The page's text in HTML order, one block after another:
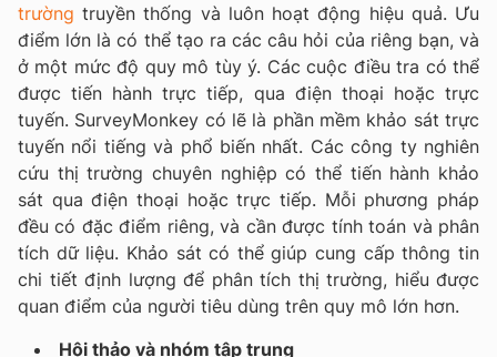
trường truyền thống và luôn hoạt động hiệu quả. Ưu
điểm lớn là có thể tạo ra các câu hỏi của riêng bạn, và
ở một mức độ quy mô tùy ý. Các cuộc điều tra có thể
được tiến hành trực tiếp, qua điện thoại hoặc trực
tuyến. SurveyMonkey có lẽ là phần mềm khảo sát trực
tuyến nổi tiếng và phổ biến nhất. Các công ty nghiên
cứu thị trường chuyên nghiệp có thể tiến hành khảo
sát qua điện thoại hoặc trực tiếp. Mỗi phương pháp
đều có đặc điểm riêng, và cần được tính toán và phân
tích dữ liệu. Khảo sát có thể giúp cung cấp thông tin
chi tiết định lượng để phân tích thị trường, hiểu được
quan điểm của người tiêu dùng trên quy mô lớn hơn.
Hội thảo và nhóm tập trung